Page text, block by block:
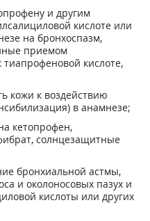
и другим
кислоте или
на бронхоспазм,
приемом
кислоте,
кожи к воздействию
в анамнезе;
кетопрофен,
солнцезащитные
бронхиальной астмы,
и околоносовых пазух и
кислоты или других